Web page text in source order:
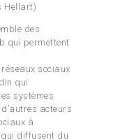
Hellart)
des
qui permettent
sociaux
qui
systèmes
acteurs
à
qui diffusent du